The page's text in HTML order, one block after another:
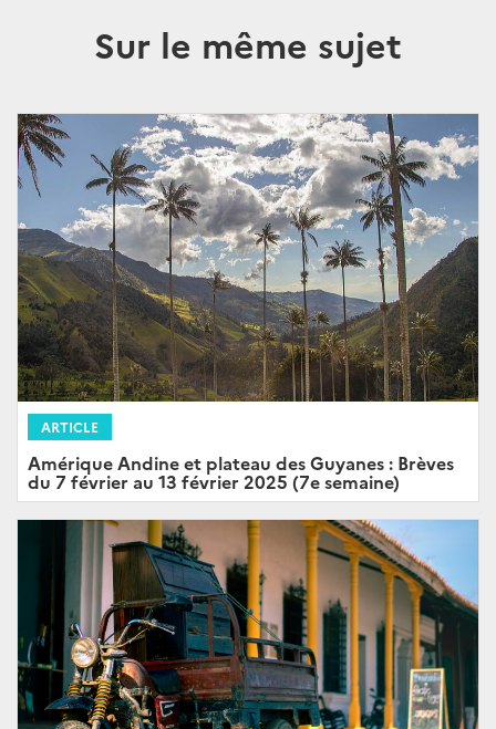
Sur le même sujet
ARTICLE
Amérique Andine et plateau des Guyanes : Brèves
du 7 février au 13 février 2025 (7e semaine)